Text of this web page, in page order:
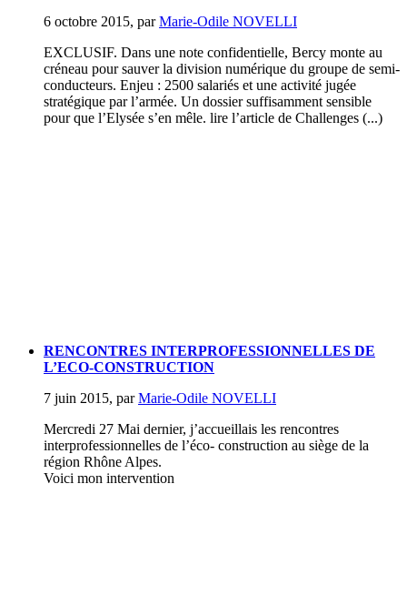
6 octobre 2015, parMarie-Odile NOVELLI
EXCLUSIF. Dans une note confidentielle, Bercy monte au
créneau pour sauver la division numérique du groupe de semi-
conducteurs. Enjeu : 2500 salariés et une activité jugée
stratégique par l’armée. Un dossier suffisamment sensible
pour que l’Elysée s’en mêle. lire l’article de Challenges (...)
RENCONTRES INTERPROFESSIONNELLES DE
L’ECO-CONSTRUCTION
7 juin 2015, parMarie-Odile NOVELLI
Mercredi 27 Mai dernier, j’accueillais les rencontres
interprofessionnelles de l’éco- construction au siège de la
région Rhône Alpes.
Voici mon intervention